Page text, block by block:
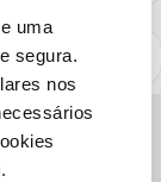
uma
segura.
nos